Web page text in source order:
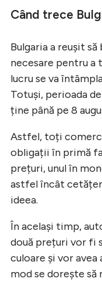
Când trece
Bulgaria a reușit
necesare pentru a
lucru se va
Totuși, perioada
ține până pe 8
Astfel, toți
obligații în primă
prețuri, unul în
astfel încât
ideea.
În același timp,
două prețuri vor fi
culoare și vor avea
mod se dorește